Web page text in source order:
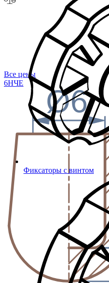
Фиксаторы с винтом
Все цены
6НЧЕ
Ø6